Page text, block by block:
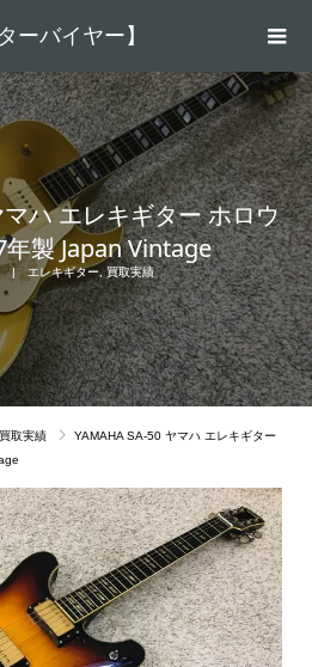
ーバイヤー】
ハ エレキギター ホロウ
製 Japan Vintage
エレキギター,買取実績
買取実績
YAMAHA SA-50 ヤマハ エレキギター